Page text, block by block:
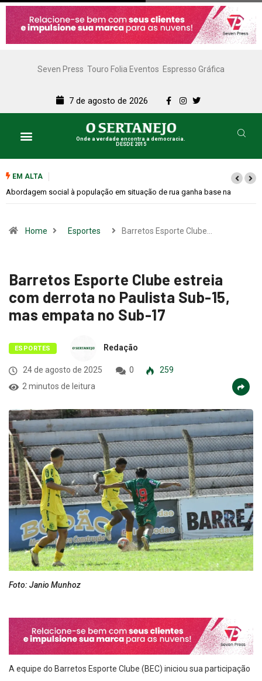
Seven Press Touro Folia Eventos Espresso Gráfica
7 de agosto de 2026
Onde a verdade encontra a democracia.
DESDE 2015
EM ALTA
Cemitérios terão horário especial e missas no Dia dos Pais
Home Esportes Barretos Esporte Clube…
Barretos Esporte Clube estreia
com derrota no Paulista Sub-15,
mas empata no Sub-17
ESPORTES Redação
24 de agosto de 2025 0
259
2 minutos de leitura
Foto: Janio Munhoz
A equipe do Barretos Esporte Clube (BEC) iniciou sua participação